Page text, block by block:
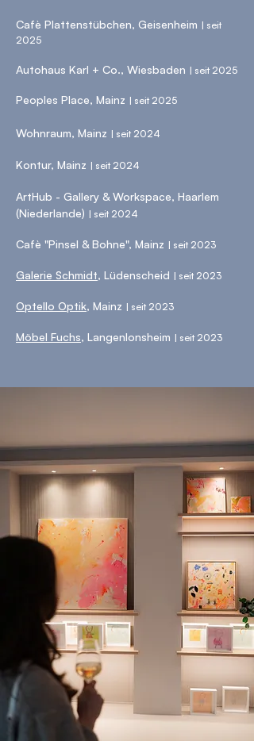
Cafè Plattenstübchen, Geisenheim | seit
2025​
Autohaus Karl + Co., Wiesbaden | seit 2025
Peoples Place, Mainz | seit 2025​
Wohnraum, Mainz | seit 2024​
Kontur, Mainz | seit 2024​
ArtHub - Gallery & Workspace, Haarlem
(Niederlande) | seit 2024​
Cafè "Pinsel & Bohne", Mainz | seit 2023​
Galerie Schmidt, Lüdenscheid | seit 2023​
Optello Optik, Mainz | seit 2023​​
Möbel Fuchs, Langenlonsheim | seit 2023​